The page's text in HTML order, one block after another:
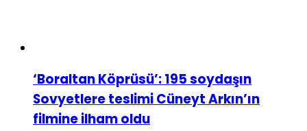
‘Boraltan Köprüsü’: 195 soydaşın
Sovyetlere teslimi Cüneyt Arkın’ın
filmine ilham oldu